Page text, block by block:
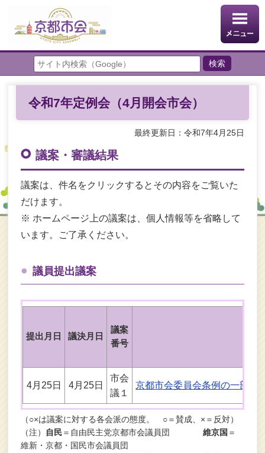
令和7年定例会（4月開会市会）
最終更新日：令和7年4月25日
議案・審議結果
議案は、件名をクリックするとその内容をご覧いた
だけます。
※ ホームページ上の議案は、個人情報等を省略して
います。ご了承ください。
議員提出議案
提出月日 議決月日
議案
番号
4月25日 4月25日
市会
議１
京都市会委員会条例の一部を
（○×は議案に対する各会派の態度。 ○＝賛成、×＝反対）
（注）
自民＝自由民主党京都市会議員団維京国 ＝
維新・京都・国民市会議員団